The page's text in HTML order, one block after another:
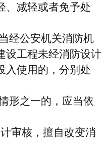
、减轻或者免予处
经公安机关消防机
设工程未经消防设计
入使用的，分别处
形之一的，应当依
审核，擅自改变消